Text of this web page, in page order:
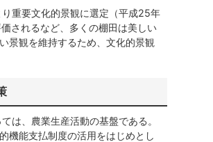
重要文化的景観に選定（平成25年
されるなど、多くの棚田は美しい
景観を維持するため、文化的景観
は、農業生産活動の基盤である。
機能支払制度の活用をはじめとし